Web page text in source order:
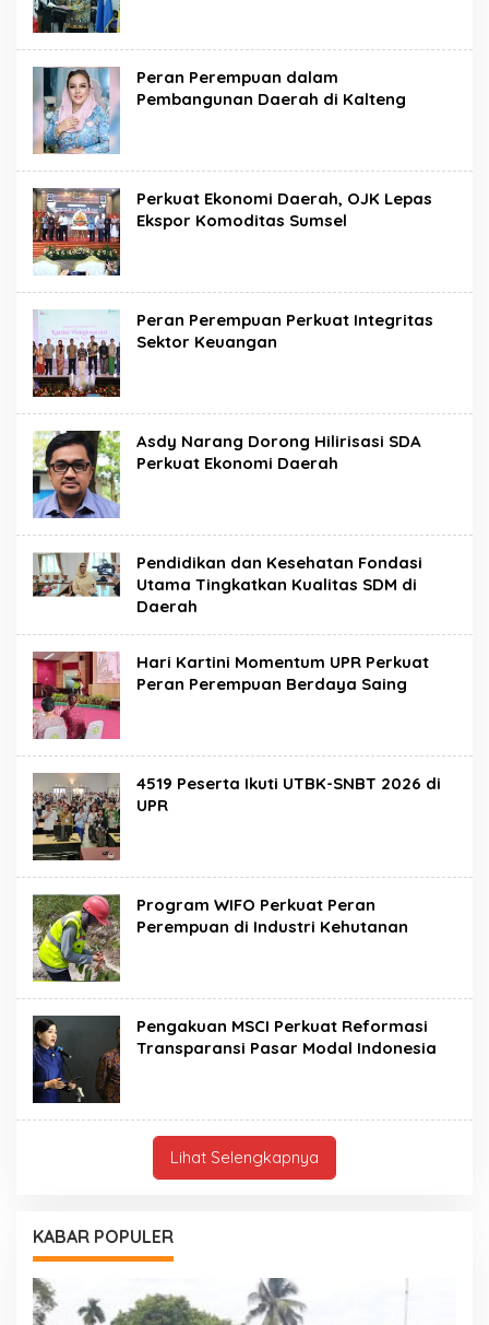
Peran Perempuan dalam
Pembangunan Daerah di Kalteng
Perkuat Ekonomi Daerah, OJK Lepas
Ekspor Komoditas Sumsel
Peran Perempuan Perkuat Integritas
Sektor Keuangan
Asdy Narang Dorong Hilirisasi SDA
Perkuat Ekonomi Daerah
Pendidikan dan Kesehatan Fondasi
Utama Tingkatkan Kualitas SDM di
Daerah
Hari Kartini Momentum UPR Perkuat
Peran Perempuan Berdaya Saing
4519 Peserta Ikuti UTBK-SNBT 2026 di
UPR
Program WIFO Perkuat Peran
Perempuan di Industri Kehutanan
Pengakuan MSCI Perkuat Reformasi
Transparansi Pasar Modal Indonesia
Lihat Selengkapnya
KABAR POPULER